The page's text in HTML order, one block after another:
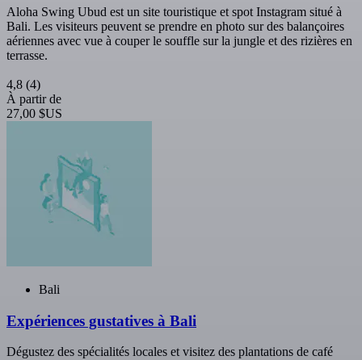
Aloha Swing Ubud est un site touristique et spot Instagram situé à
Bali. Les visiteurs peuvent se prendre en photo sur des balançoires
aériennes avec vue à couper le souffle sur la jungle et des rizières en
terrasse.
4,8 (4)
À partir de
27,00 $US
Bali
Expériences gustatives à Bali
Dégustez des spécialités locales et visitez des plantations de café